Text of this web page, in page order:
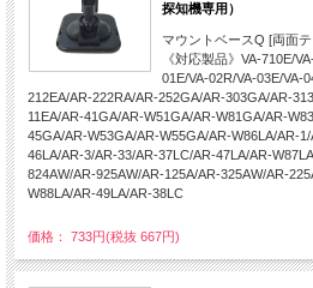
探知機専用）
マウントベースQ [両面
《対応製品》VA-710E/
01E/VA-02R/VA-03E/VA-
212EA/AR-222RA/AR-252GA/AR-303GA/AR-
11EA/AR-41GA/AR-W51GA/AR-W81GA/AR-
45GA/AR-W53GA/AR-W55GA/AR-W86LA/AR-
46LA/AR-3/AR-33/AR-37LC/AR-47LA/AR-
824AW/AR-925AW/AR-125A/AR-325AW/AR-
W88LA/AR-49LA/AR-38LC
価格： 733円(税抜 667円)